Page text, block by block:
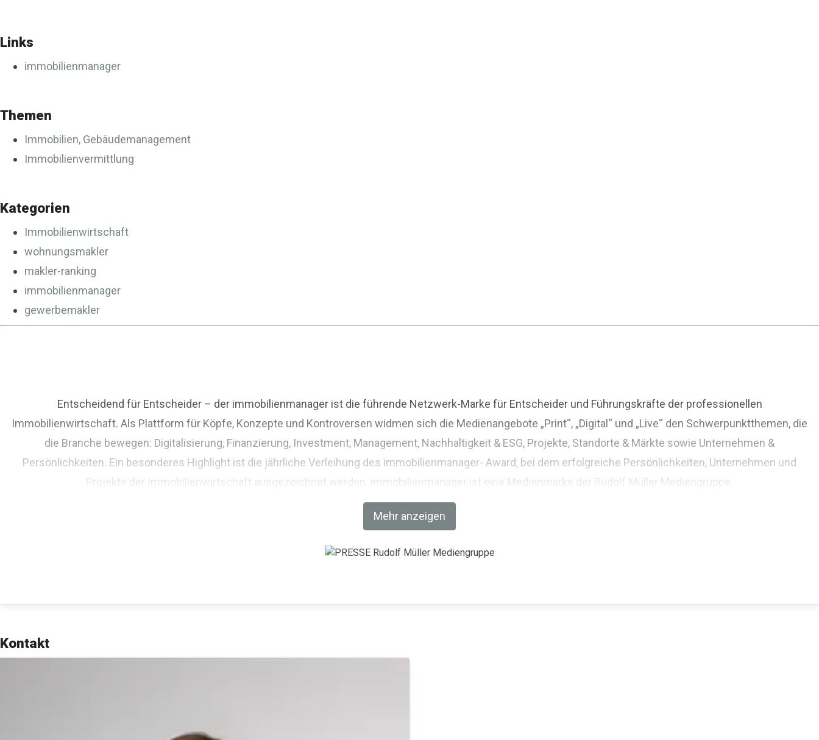
Links
immobilienmanager
Themen
Immobilien, Gebäudemanagement
Immobilienvermittlung
Kategorien
Immobilienwirtschaft
wohnungsmakler
makler-ranking
immobilienmanager
gewerbemakler
Entscheidend für Entscheider – der immobilienmanager ist die führende Netzwerk-Marke für Entscheider und Führungskräfte der professionellen
Immobilienwirtschaft. Als Plattform für Köpfe, Konzepte und Kontroversen widmen sich die Medienangebote „Print“, „Digital“ und „Live“ den Schwerpunktthemen, die
die Branche bewegen: Digitalisierung, Finanzierung, Investment, Management, Nachhaltigkeit & ESG, Projekte, Standorte & Märkte sowie Unternehmen &
Persönlichkeiten. Ein besonderes Highlight ist die jährliche Verleihung des immobilienmanager- Award, bei dem erfolgreiche Persönlichkeiten, Unternehmen und
Projekte der Immobilienwirtschaft ausgezeichnet werden. immobilienmanager ist eine Medienmarke der Rudolf Müller Mediengruppe.
Mehr anzeigen
Kontakt